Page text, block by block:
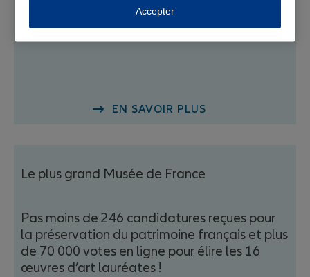
EN SAVOIR PLUS
Le plus grand Musée de France
Pas moins de 246 candidatures reçues pour
la préservation du patrimoine français et plus
de 70 000 votes en ligne pour élire les 16
œuvres d’art lauréates !
Accepter